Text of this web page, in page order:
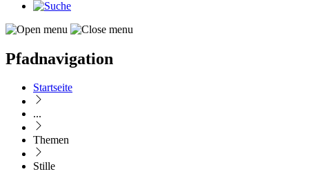
Pfadnavigation
Startseite
...
Themen
Stille